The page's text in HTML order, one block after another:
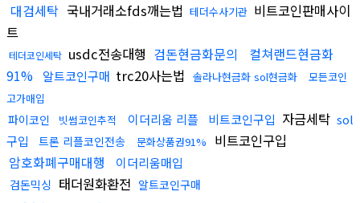
대검세탁 국내거래소fds깨는법 테더수사기관 비트코인판매사이
트
테더코인세탁 usdc전송대행 검돈현금화문의
컬쳐랜드현금화
91%
알트코인구매 trc20사는법 솔라나현금화 sol현금화
모든코인
고가매입
파이코인 빗썸코인추적 이더리움 리플 비트코인구입 자금세탁 sol
구입
트론 리플코인전송 문화상품권91%
비트코인구입
암호화폐구매대행
이더리움매입
검돈믹싱 태더원화환전 알트코인구매